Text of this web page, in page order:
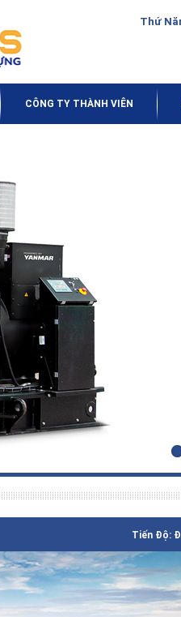
Thứ
CÔNG TY THÀNH VIÊN
Tiến Độ: